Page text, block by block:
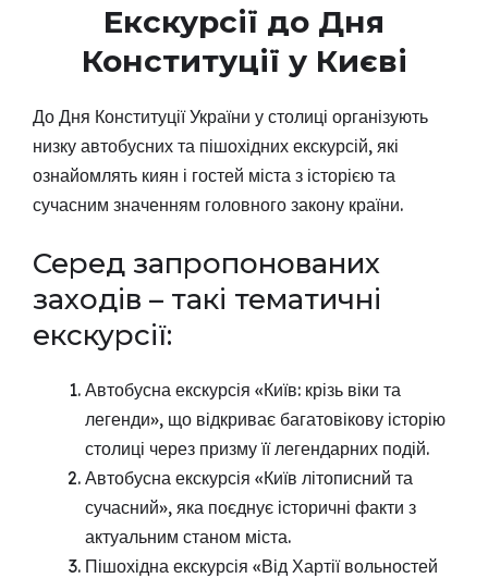
Екскурсії до Дня
Конституції у Києві
До Дня Конституції України у столиці організують
низку автобусних та пішохідних екскурсій, які
ознайомлять киян і гостей міста з історією та
сучасним значенням головного закону країни.
Серед запропонованих
заходів – такі тематичні
екскурсії:
Автобусна екскурсія «Київ: крізь віки та
легенди», що відкриває багатовікову історію
столиці через призму її легендарних подій.
Автобусна екскурсія «Київ літописний та
сучасний», яка поєднує історичні факти з
актуальним станом міста.
Пішохідна екскурсія «Від Хартії вольностей